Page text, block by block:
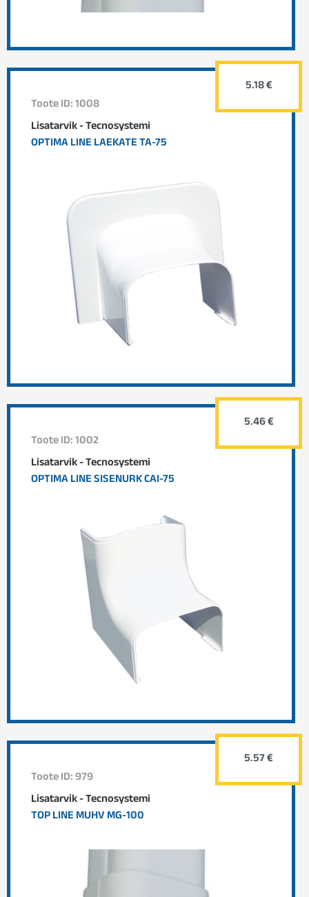
Toote ID: 1008
Lisatarvik - Tecnosystemi
OPTIMA LINE LAEKATE TA-75
5.18 €
Toote ID: 1002
Lisatarvik - Tecnosystemi
OPTIMA LINE SISENURK CAI-75
5.46 €
Toote ID: 979
Lisatarvik - Tecnosystemi
TOP LINE MUHV MG-100
5.57 €